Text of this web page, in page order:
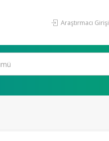
Araştırmacı Girişi